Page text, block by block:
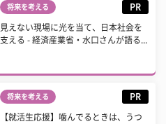
将来を考える PR
見えない現場に光を当て、日本社会を
支える - 経済産業省・水口さんが語る...
将来を考える PR
【就活生応援】噛んでるときは、うつ